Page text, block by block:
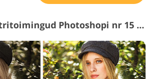
Instagrami filtritoimingud Photoshopi nr 15 jaoks "Contrast Green"